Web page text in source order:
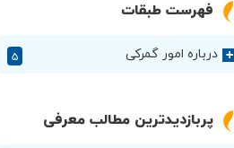
فهرست طبقات
+ درباره امور گمرکی ۵
پربازدیدترین مطالب معرفی